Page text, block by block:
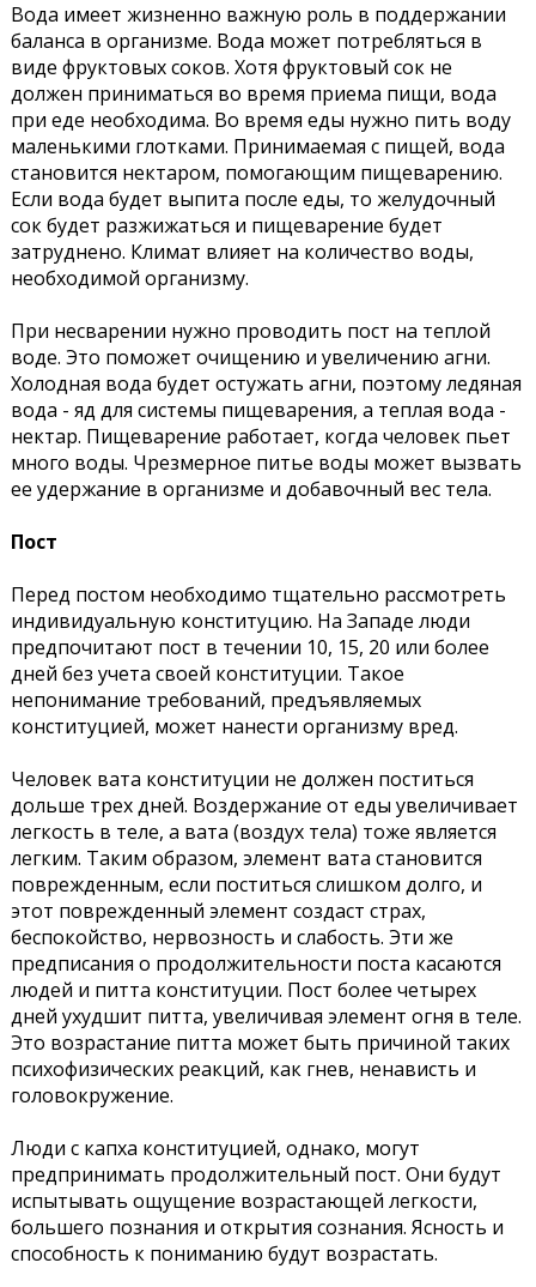
Вода имеет жизненно важную роль в поддержании
баланса в организме. Вода может потребляться в
виде фруктовых соков. Хотя фруктовый сок не
должен приниматься во время приема пищи, вода
при еде необходима. Во время еды нужно пить воду
маленькими глотками. Принимаемая с пищей, вода
становится нектаром, помогающим пищеварению.
Если вода будет выпита после еды, то желудочный
сок будет разжижаться и пищеварение будет
затруднено. Климат влияет на количество воды,
необходимой организму.
При несварении нужно проводить пост на теплой
воде. Это поможет очищению и увеличению агни.
Холодная вода будет остужать агни, поэтому ледяная
вода - яд для системы пищеварения, а теплая вода -
нектар. Пищеварение работает, когда человек пьет
много воды. Чрезмерное питье воды может вызвать
ее удержание в организме и добавочный вес тела.
Пост
Перед постом необходимо тщательно рассмотреть
индивидуальную конституцию. На Западе люди
предпочитают пост в течении 10, 15, 20 или более
дней без учета своей конституции. Такое
непонимание требований, предъявляемых
конституцией, может нанести организму вред.
Человек вата конституции не должен поститься
дольше трех дней. Воздержание от еды увеличивает
легкость в теле, а вата (воздух тела) тоже является
легким. Таким образом, элемент вата становится
поврежденным, если поститься слишком долго, и
этот поврежденный элемент создаст страх,
беспокойство, нервозность и слабость. Эти же
предписания о продолжительности поста касаются
людей и питта конституции. Пост более четырех
дней ухудшит питта, увеличивая элемент огня в теле.
Это возрастание питта может быть причиной таких
психофизических реакций, как гнев, ненависть и
головокружение.
Люди с капха конституцией, однако, могут
предпринимать продолжительный пост. Они будут
испытывать ощущение возрастающей легкости,
большего познания и открытия сознания. Ясность и
способность к пониманию будут возрастать.